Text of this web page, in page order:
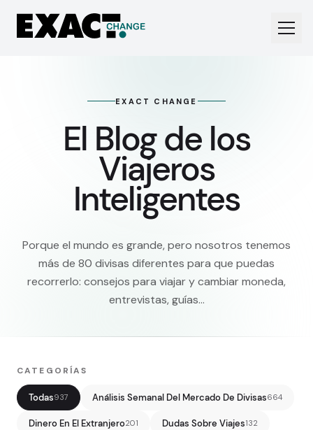
EXACT CHANGE
El Blog de los
Viajeros
Inteligentes
Porque el mundo es grande, pero nosotros tenemos
más de 80 divisas diferentes para que puedas
recorrerlo: consejos para viajar y cambiar moneda,
entrevistas, guías…
CATEGORÍAS
Todas937 Análisis Semanal Del Mercado De Divisas664
Dinero En El Extranjero201 Dudas Sobre Viajes132